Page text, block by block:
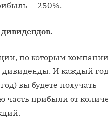
— 250%.
по которым компании
И каждый год
вы будете получать
часть прибыли от